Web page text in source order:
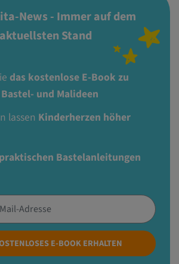
News - Immer auf dem
aktuellsten Stand
das kostenlose E-Book zu
und Malideen
lassen Kinderherzen höher
Bastelanleitungen
E-BOOK ERHALTEN